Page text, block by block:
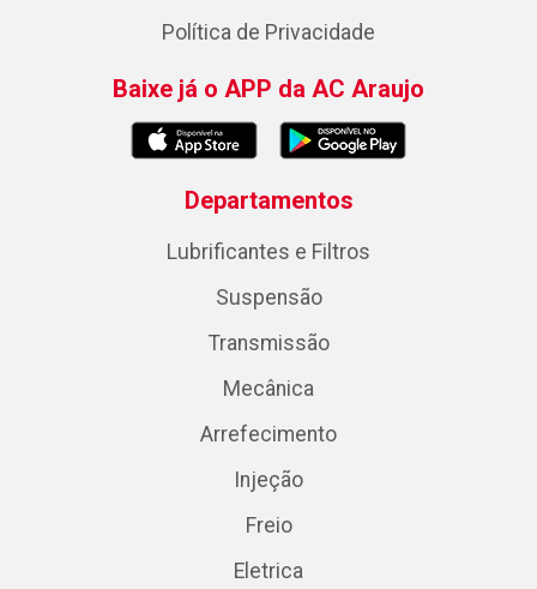
Política de Privacidade
Baixe já o APP da AC Araujo
Departamentos
Lubrificantes e Filtros
Suspensão
Transmissão
Mecânica
Arrefecimento
Injeção
Freio
Eletrica